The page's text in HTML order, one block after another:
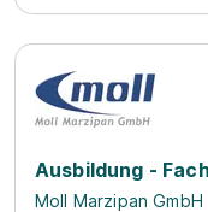
Ausbildung -
Moll Marzipan GmbH